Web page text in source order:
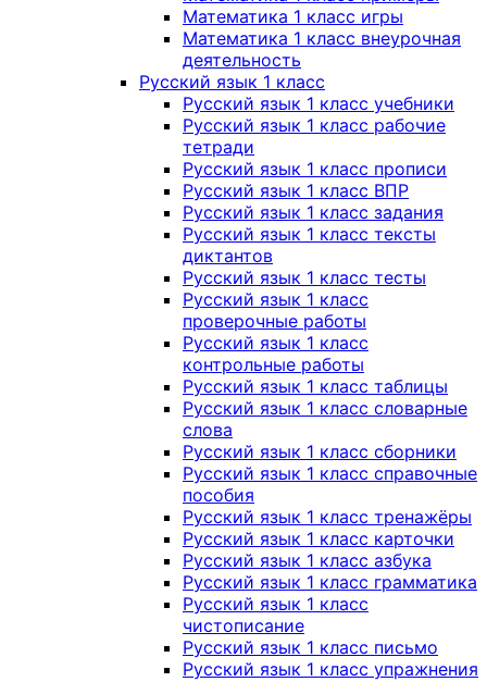
Математика 1 класс игры
Математика 1 класс внеурочная
деятельность
Русский язык 1 класс
Русский язык 1 класс учебники
Русский язык 1 класс рабочие
тетради
Русский язык 1 класс прописи
Русский язык 1 класс ВПР
Русский язык 1 класс задания
Русский язык 1 класс тексты
диктантов
Русский язык 1 класс тесты
Русский язык 1 класс
проверочные работы
Русский язык 1 класс
контрольные работы
Русский язык 1 класс таблицы
Русский язык 1 класс словарные
слова
Русский язык 1 класс сборники
Русский язык 1 класс справочные
пособия
Русский язык 1 класс тренажёры
Русский язык 1 класс карточки
Русский язык 1 класс азбука
Русский язык 1 класс грамматика
Русский язык 1 класс
чистописание
Русский язык 1 класс письмо
Русский язык 1 класс упражнения